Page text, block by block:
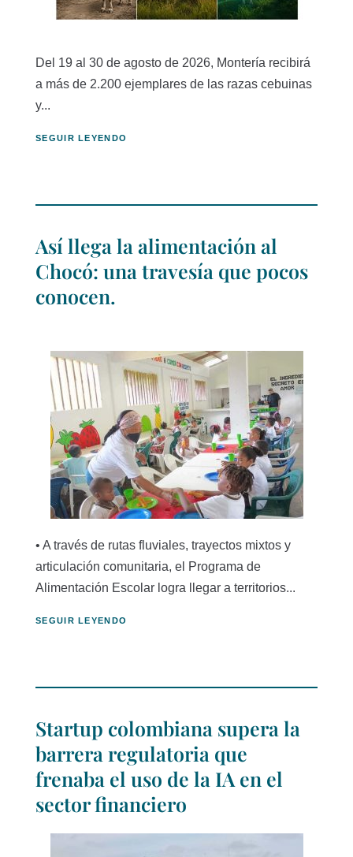
Del 19 al 30 de agosto de 2026, Montería recibirá
a más de 2.200 ejemplares de las razas cebuinas
y...
SEGUIR LEYENDO
Así llega la alimentación al
Chocó: una travesía que pocos
conocen.
• A través de rutas fluviales, trayectos mixtos y
articulación comunitaria, el Programa de
Alimentación Escolar logra llegar a territorios...
SEGUIR LEYENDO
Startup colombiana supera la
barrera regulatoria que
frenaba el uso de la IA en el
sector financiero